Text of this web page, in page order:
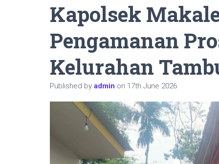
Kapolsek
Pengamanan
Kelurahan
Published by admin on 17th June 2026